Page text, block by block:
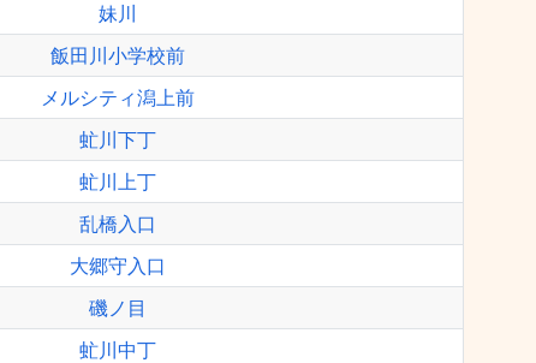
妹川
飯田川小学校前
メルシティ潟上前
虻川下丁
虻川上丁
乱橋入口
大郷守入口
磯ノ目
虻川中丁